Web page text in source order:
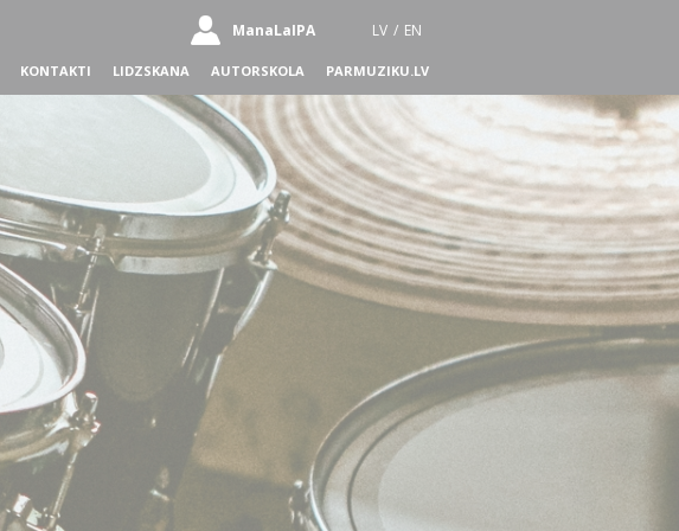
ManaLaIPA LV / EN
KONTAKTI LIDZSKANA AUTORSKOLA PARMUZIKU.LV